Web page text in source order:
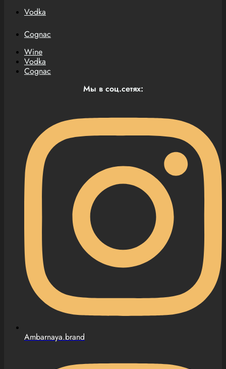
Vodka
Cognac
Wine
Vodka
Cognac
Мы в соц.сетях:
Ambarnaya.brand